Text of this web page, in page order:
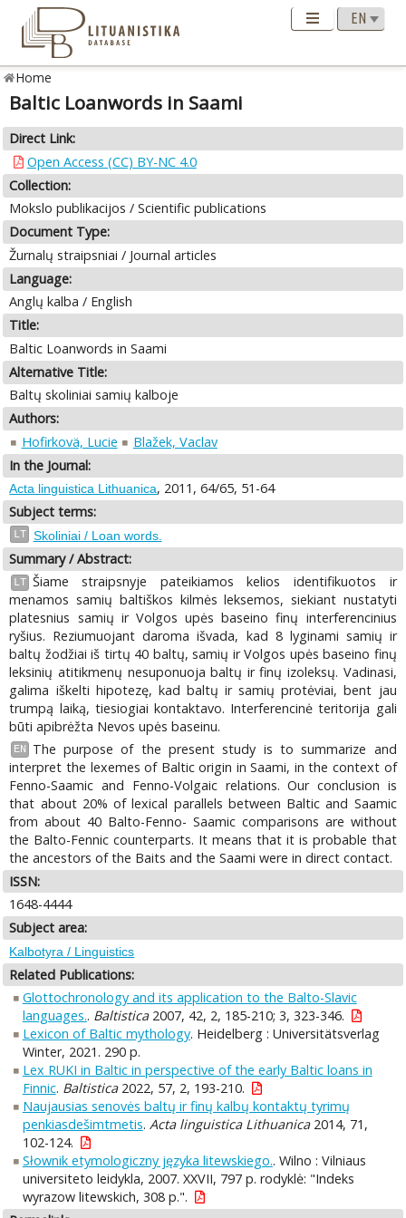
Home
Baltic Loanwords in Saami
Direct Link:
Open Access (CC) BY-NC 4.0
Collection:
Mokslo publikacijos / Scientific publications
Document Type:
Žurnalų straipsniai / Journal articles
Language:
Anglų kalba / English
Title:
Baltic Loanwords in Saami
Alternative Title:
Baltų skoliniai samių kalboje
Authors:
Hofirkovä, Lucie
Blažek, Vaclav
In the Journal:
Acta linguistica Lithuanica, 2011, 64/65, 51-64
Subject terms:
LT Skoliniai / Loan words.
Summary / Abstract:
LT Šiame straipsnyje pateikiamos kelios identifikuotos ir
menamos samių baltiškos kilmės leksemos, siekiant nustatyti
platesnius samių ir Volgos upės baseino finų interferencinius
ryšius. Reziumuojant daroma išvada, kad 8 lyginami samių ir
baltų žodžiai iš tirtų 40 baltų, samių ir Volgos upės baseino finų
leksinių atitikmenų nesuponuoja baltų ir finų izoleksų. Vadinasi,
galima iškelti hipotezę, kad baltų ir samių protėviai, bent jau
trumpą laiką, tiesiogiai kontaktavo. Interferencinė teritorija gali
būti apibrėžta Nevos upės baseinu.
EN
The purpose of the present study is to summarize and
interpret the lexemes of Baltic origin in Saami, in the context of
Fenno-Saamic and Fenno-Volgaic relations. Our conclusion is
that about 20% of lexical parallels between Baltic and Saamic
from about 40 Balto-Fenno- Saamic comparisons are without
the Balto-Fennic counterparts. It means that it is probable that
the ancestors of the Baits and the Saami were in direct contact.
ISSN:
1648-4444
Subject area:
Kalbotyra / Linguistics
Related Publications:
Glottochronology and its application to the Balto-Slavic
languages.. Baltistica2007, 42, 2, 185-210; 3, 323-346.
Lexicon of Baltic mythology. Heidelberg : Universitätsverlag
Winter, 2021. 290 p.
Lex RUKI in Baltic in perspective of the early Baltic loans in
Finnic. Baltistica2022, 57, 2, 193-210.
Naujausias senovės baltų ir finų kalbų kontaktų tyrimų
penkiasdešimtmetis. Acta linguistica Lithuanica2014, 71,
102-124.
Słownik etymologiczny języka litewskiego.. Wilno : Vilniaus
universiteto leidykla, 2007. XXVII, 797 p. rodyklė: "Indeks
wyrazow litewskich, 308 p.".